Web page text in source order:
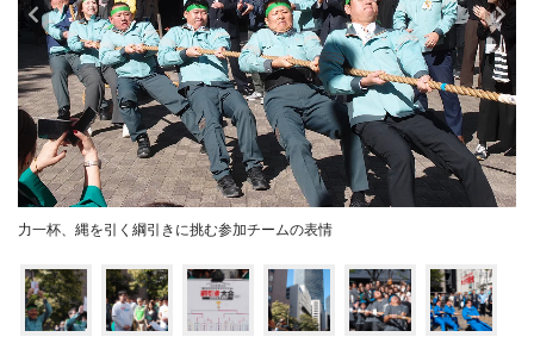
力一杯、縄を引く綱引きに挑む参加チームの表情